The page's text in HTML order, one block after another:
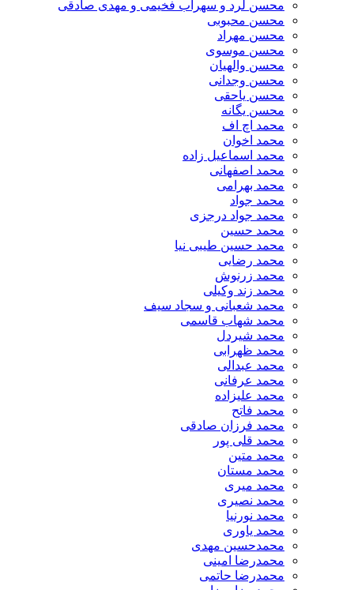
محسن لرد و سهراب فخیمی و مهدی صادقی
محسن محبوبی
محسن مهراد
محسن موسوی
محسن والهیان
محسن وجدانی
محسن یاحقی
محسن یگانه
محمد اچ اف
محمد اخوان
محمد اسماعیل زاده
محمد اصفهانی
محمد بهرامی
محمد جواد
محمد جواد درجزی
محمد حسین
محمد حسین طیبی نیا
محمد رضایی
محمد زرنوش
محمد زند وکیلی
محمد شعبانی و سجاد سیف
محمد شهاب قاسمی
​محمد شیردل
محمد ظهرابی
محمد عبدالی
محمد عرفانی
محمد علیزاده
محمد فاتح
محمد فرزان صادقی
محمد قلی پور
محمد متین
محمد مستان
محمد میری
محمد نصیری
محمد نورنیا
محمد یاوری
محمدحسین مهدی
محمدرضا امینی
محمدرضا حاتمی